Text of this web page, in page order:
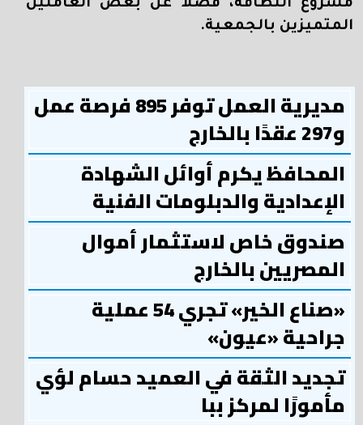
مشروع النظافة، فضلا عن بعض العاملين
المتميزين بالجمعية.
مديرية العمل توفر 895 فرصة عمل
و297 عقدًا بالخارج
المحافظ يكرم أوائل الشهادة
الإعدادية والدبلومات الفنية
صندوق خاص لاستثمار أموال
المصريين بالخارج
«صناع الخير» تجري 54 عملية
جراحية «عيون»
تجديد الثقة في العميد حسام لؤي
مأمورًا لمركز ببا